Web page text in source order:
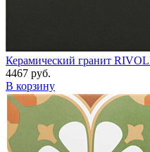
Керамический гранит
4467 руб.
В корзину